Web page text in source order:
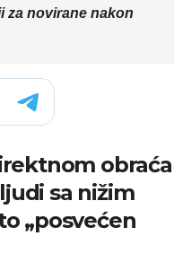
za novirane nakon
sa nižim
„posvećen